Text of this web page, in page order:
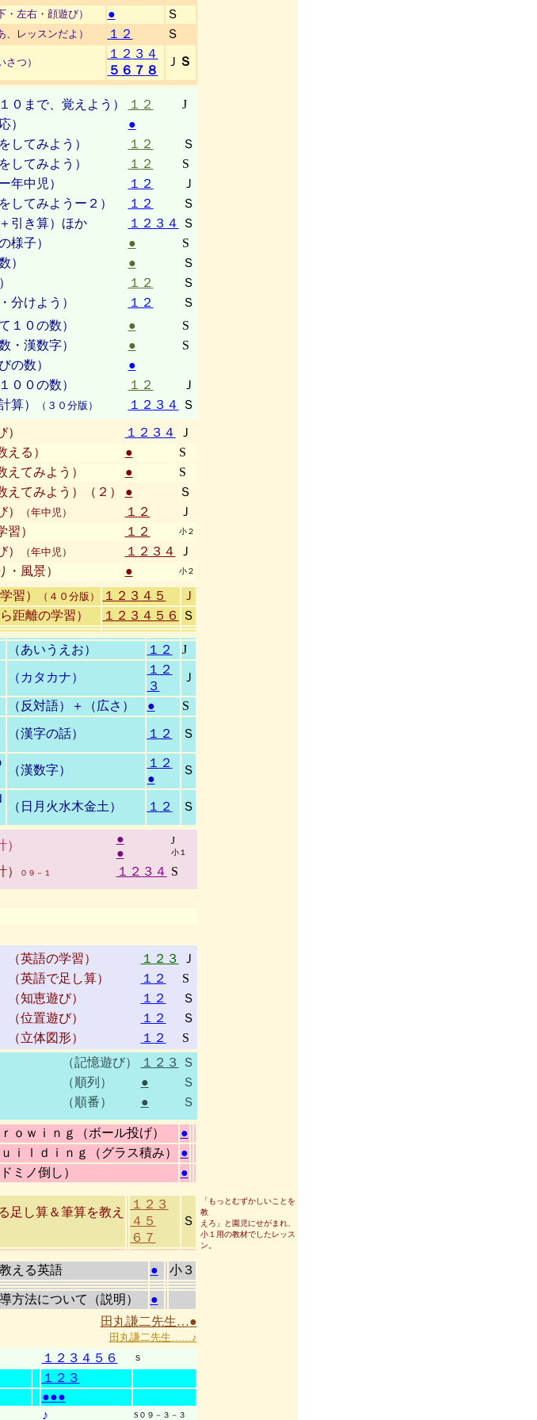
・左右・顔遊び） ●
Ｓ
、レッスンだよ） １ ２ Ｓ
さつ）
１ ２ ３ ４
５ ６ ７ ８
Ｊ Ｓ
０まで、覚えよう） １ ２
J
）
●
してみよう） １ ２
Ｓ
してみよう） １ ２
S
年中児） １ ２
Ｊ
してみようー２） １ ２
Ｓ
引き算）ほか １ ２ ３ ４
Ｓ
様子） ●
S
）
●
Ｓ
１ ２
Ｓ
分けよう） １ ２
Ｓ
１０の数） ●
S
・漢数字） ●
S
の数）
●
００の数） １ ２
Ｊ
算） （３０分版） １ ２ ３ ４ Ｓ
） １ ２ ３ ４
Ｊ
える） ●
S
えてみよう） ●
S
えてみよう）（２） ●
Ｓ
）
（年中児） １ ２
Ｊ
習） １ ２ 小２
） （年中児） １ ２ ３ ４
Ｊ
・風景） ● 小２
習） （４０分版） １ ２ ３ ４ ５
Ｊ
距離の学習） １ ２ ３ ４ ５ ６ Ｓ
（あいうえお） １ ２ J
（カタカナ）
１
２
３
Ｊ
（反対語）＋（広さ） ●
S
（漢字の話） １ ２ Ｓ
（漢数字）
１
２
●
Ｓ
（日月火水木金土） １ ２ Ｓ
）
●
●
J
小１
） ０９－１ １ ２ ３ ４ S
（英語の学習） １ ２ ３
Ｊ
（英語で足し算） １ ２
S
（知恵遊び） １ ２
Ｓ
（位置遊び） １ ２
Ｓ
（立体図形） １ ２
S
（記憶遊び） １ ２ ３
Ｓ
（順列） ●
Ｓ
（順番） ● Ｓ
ｏｗｉｎｇ（ボール投げ）
●
ｉｌｄｉｎｇ（グラス積み）
●
ミノ倒し）
●
足し算＆筆算を教え
１ ２ ３
４ ５
６ ７
Ｓ
「もっとむずかしいことを
教
えろ」と園児にせがまれ、
小１用の教材でしたレッス
ン。
える英語 ● 小３
方法について（説明）
●
田丸謙二先生…●
田丸謙二先生……♪
１ ２ ３ ４ ５ ６ Ｓ
１ ２ ３
●●●
♪ S０９－３－３